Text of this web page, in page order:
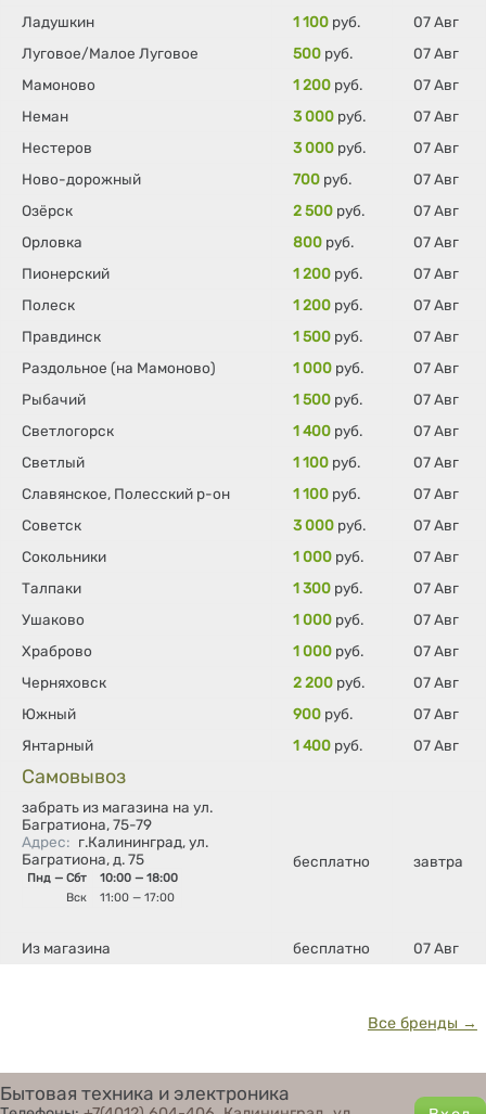
Ладушкин
1 100 руб.
07 Авг
Луговое/Малое Луговое
500 руб.
07 Авг
Мамоново
1 200 руб.
07 Авг
Неман
3 000 руб.
07 Авг
Нестеров
3 000 руб.
07 Авг
Ново-дорожный
700 руб.
07 Авг
Озёрск
2 500 руб.
07 Авг
Орловка
800 руб.
07 Авг
Пионерский
1 200 руб.
07 Авг
Полеск
1 200 руб.
07 Авг
Правдинск
1 500 руб.
07 Авг
Раздольное (на Мамоново)
1 000 руб.
07 Авг
Рыбачий
1 500 руб.
07 Авг
Светлогорск
1 400 руб.
07 Авг
Светлый
1 100 руб.
07 Авг
Славянское, Полесский р-он
1 100 руб.
07 Авг
Советск
3 000 руб.
07 Авг
Сокольники
1 000 руб.
07 Авг
Талпаки
1 300 руб.
07 Авг
Ушаково
1 000 руб.
07 Авг
Храброво
1 000 руб.
07 Авг
Черняховск
2 200 руб.
07 Авг
Южный
900 руб.
07 Авг
Янтарный
1 400 руб. 07 Авг
Самовывоз
забрать из магазина на ул.
Багратиона, 75-79
Адрес: г.Калининград, ул.
Багратиона, д. 75
Пнд — Сбт
10:00 — 18:00
Вск
11:00 — 17:00
бесплатно завтра
Из магазина бесплатно 07 Авг
Все бренды →
Бытовая техника и электроника